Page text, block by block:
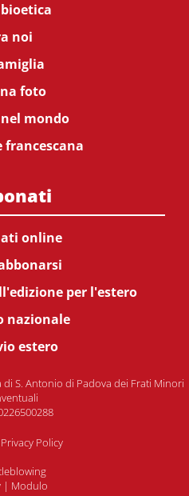
noi
foto
mondo
francescana
online
per l'estero
nazionale
estero
di S. Antonio di Padova dei Frati Minori
Privacy Policy
| Modulo